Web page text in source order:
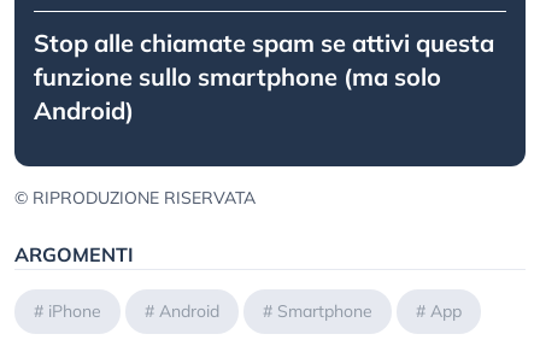
Stop alle chiamate spam se attivi questa
funzione sullo smartphone (ma solo
Android)
© RIPRODUZIONE RISERVATA
ARGOMENTI
# iPhone # Android # Smartphone # App